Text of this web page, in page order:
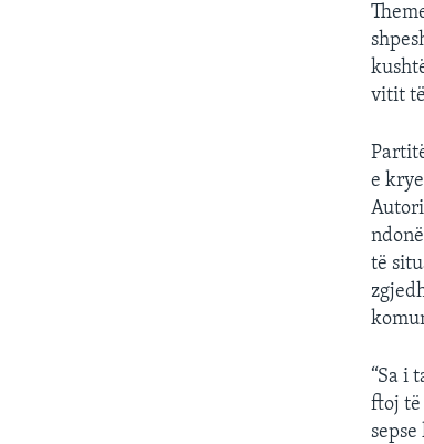
vitit
e
të
“Sa i
ftoj të